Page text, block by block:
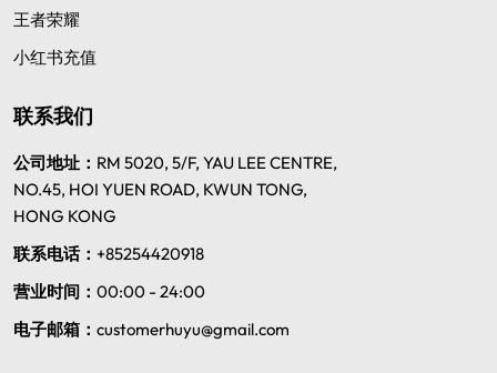
王者荣耀
小红书充值
联系我们
公司地址： RM 5020, 5/F, YAU LEE CENTRE,
NO.45, HOI YUEN ROAD, KWUN TONG,
HONG KONG
联系电话： +85254420918
营业时间： 00:00 - 24:00
电子邮箱： customerhuyu@gmail.com